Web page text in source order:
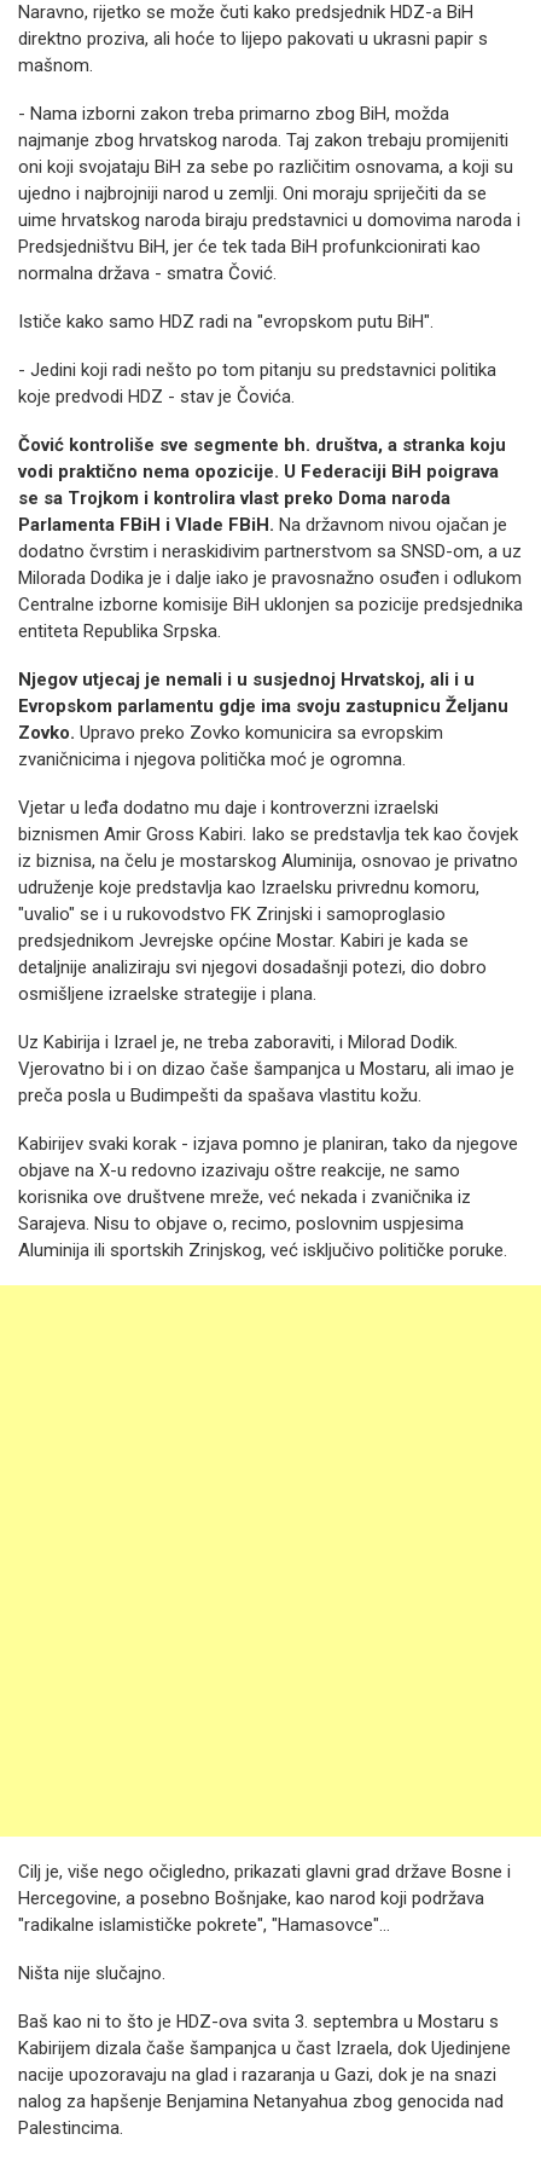
Naravno, rijetko se može čuti kako predsjednik HDZ-a BiH
direktno proziva, ali hoće to lijepo pakovati u ukrasni papir s
mašnom.
- Nama izborni zakon treba primarno zbog BiH, možda
najmanje zbog hrvatskog naroda. Taj zakon trebaju promijeniti
oni koji svojataju BiH za sebe po različitim osnovama, a koji su
ujedno i najbrojniji narod u zemlji. Oni moraju spriječiti da se
uime hrvatskog naroda biraju predstavnici u domovima naroda i
Predsjedništvu BiH, jer će tek tada BiH profunkcionirati kao
normalna država - smatra Čović.
Ističe kako samo HDZ radi na "evropskom putu BiH".
- Jedini koji radi nešto po tom pitanju su predstavnici politika
koje predvodi HDZ - stav je Čovića.
Čović kontroliše sve segmente bh. društva, a stranka koju
vodi praktično nema opozicije. U Federaciji BiH poigrava
se sa Trojkom i kontrolira vlast preko Doma naroda
Parlamenta FBiH i Vlade FBiH. Na državnom nivou ojačan je
dodatno čvrstim i neraskidivim partnerstvom sa SNSD-om, a uz
Milorada Dodika je i dalje iako je pravosnažno osuđen i odlukom
Centralne izborne komisije BiH uklonjen sa pozicije predsjednika
entiteta Republika Srpska.
Njegov utjecaj je nemali i u susjednoj Hrvatskoj, ali i u
Evropskom parlamentu gdje ima svoju zastupnicu Željanu
Zovko. Upravo preko Zovko komunicira sa evropskim
zvaničnicima i njegova politička moć je ogromna.
Vjetar u leđa dodatno mu daje i kontroverzni izraelski
biznismen Amir Gross Kabiri. Iako se predstavlja tek kao čovjek
iz biznisa, na čelu je mostarskog Aluminija, osnovao je privatno
udruženje koje predstavlja kao Izraelsku privrednu komoru,
"uvalio" se i u rukovodstvo FK Zrinjski i samoproglasio
predsjednikom Jevrejske općine Mostar. Kabiri je kada se
detaljnije analiziraju svi njegovi dosadašnji potezi, dio dobro
osmišljene izraelske strategije i plana.
Uz Kabirija i Izrael je, ne treba zaboraviti, i Milorad Dodik.
Vjerovatno bi i on dizao čaše šampanjca u Mostaru, ali imao je
preča posla u Budimpešti da spašava vlastitu kožu.
Kabirijev svaki korak - izjava pomno je planiran, tako da njegove
objave na X-u redovno izazivaju oštre reakcije, ne samo
korisnika ove društvene mreže, već nekada i zvaničnika iz
Sarajeva. Nisu to objave o, recimo, poslovnim uspjesima
Aluminija ili sportskih Zrinjskog, već isključivo političke poruke.
Cilj je, više nego očigledno, prikazati glavni grad države Bosne i
Hercegovine, a posebno Bošnjake, kao narod koji podržava
"radikalne islamističke pokrete", "Hamasovce"…
Ništa nije slučajno.
Baš kao ni to što je HDZ-ova svita 3. septembra u Mostaru s
Kabirijem dizala čaše šampanjca u čast Izraela, dok Ujedinjene
nacije upozoravaju na glad i razaranja u Gazi, dok je na snazi
nalog za hapšenje Benjamina Netanyahua zbog genocida nad
Palestincima.